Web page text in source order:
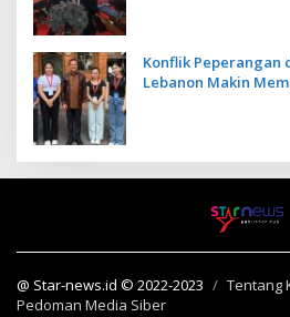
Konflik Peperangan
Lebanon Makin
@ Star-news.id © 2022-2023
Tentang
Pedoman Media Siber